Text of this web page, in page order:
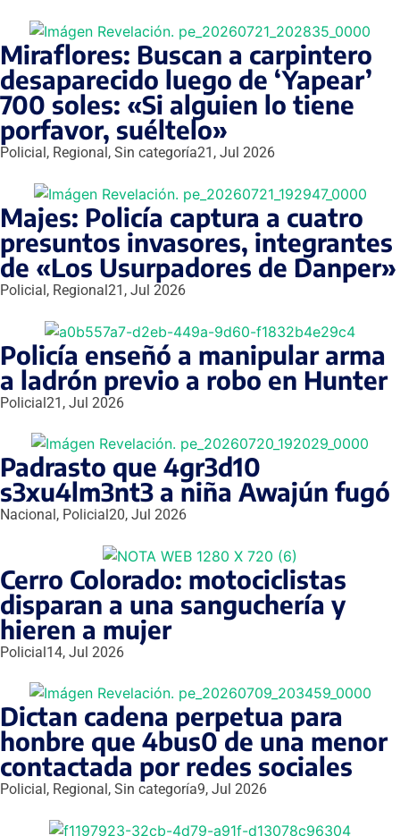
Miraflores: Buscan a carpintero
desaparecido luego de ‘Yapear’
700 soles: «Si alguien lo tiene
porfavor, suéltelo»
Policial , Regional , Sin categoría21, Jul 2026
Majes: Policía captura a cuatro
presuntos invasores, integrantes
de «Los Usurpadores de Danper»
Policial, Regional21, Jul 2026
Policía enseñó a manipular arma
a ladrón previo a robo en Hunter
Policial21, Jul 2026
Padrasto que 4gr3d10
s3xu4lm3nt3 a niña Awajún fugó
Nacional , Policial 20, Jul 2026
Cerro Colorado: motociclistas
disparan a una sanguchería y
hieren a mujer
Policial14, Jul 2026
Dictan cadena perpetua para
honbre que 4bus0 de una menor
contactada por redes sociales
Policial , Regional , Sin categoría9, Jul 2026